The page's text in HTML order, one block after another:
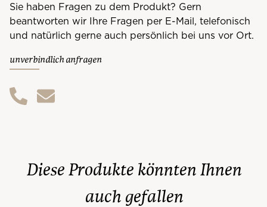
Sie haben Fragen zu dem Produkt? Gern
beantworten wir Ihre Fragen per E-Mail, telefonisch
und natürlich gerne auch persönlich bei uns vor Ort.
unverbindlich anfragen
Diese Produkte könnten Ihnen
auch gefallen